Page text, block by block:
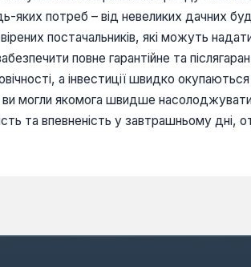
яких потреб – від невеликих дачних
постачальників, які можуть
повне гарантійне та
а інвестиції швидко
ви могли якомога швидше
та впевненість у завтрашньому